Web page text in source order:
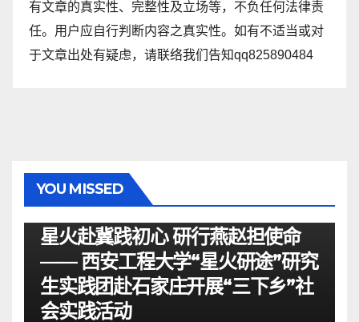
有文章的真实性、完整性及立场等，不负任何法律责
任。用户应自行判断内容之真实性。如有不适当或对
于文章出处有疑虑，请联络我们告知qq825890484
YOU MISSED
星火赴冀践初心 研行燕赵担使命
—— 西安工程大学“星火研途”研究
生实践团赴石家庄开展“三下乡”社
会实践活动